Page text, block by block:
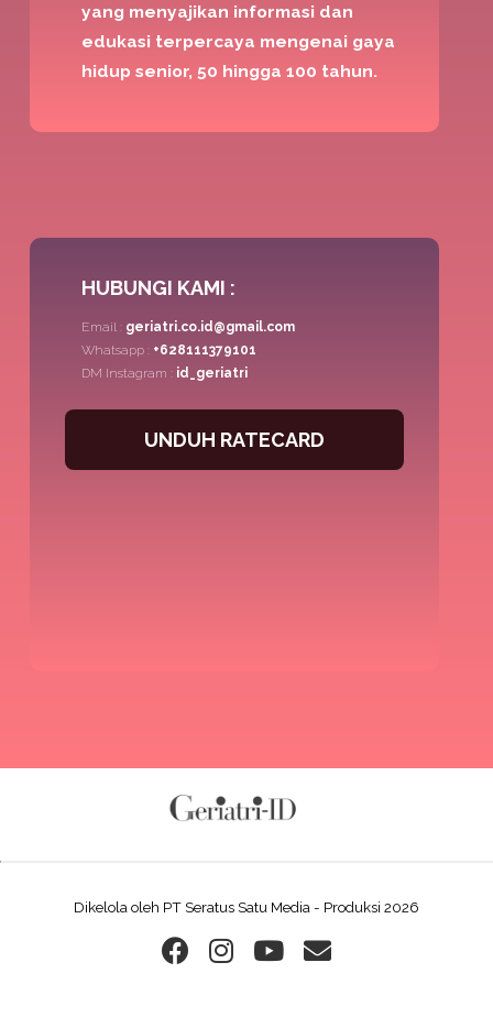
yang menyajikan informasi dan
edukasi terpercaya mengenai gaya
hidup senior, 50 hingga 100 tahun.
HUBUNGI KAMI :
Email : geriatri.co.id@gmail.com
Whatsapp : +628111379101
DM Instagram : id_geriatri
UNDUH RATECARD
Dikelola oleh PT Seratus Satu Media - Produksi 2026